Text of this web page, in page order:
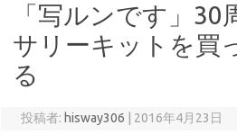
「写ルンです」30
サリーキットを買
る
投稿者: hisway306 2016年4月23日